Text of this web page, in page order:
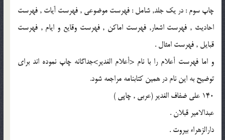
چاپ سوم : در يك جلد, شامل : فهرست موضوعى , فهرست آيات , فهرست
احاديث , فهرست اشعار, فهرست اماكن , فهرست وقايع و ايام , فهرست
قبايل , فهرست امثال .
و اما فهرست أعلام را با نام <أعلام الغدير>جداگانه چاپ نموده اند براى
توضيح به اين نام در همين كتابنامه مراجعه شود.
140 على ضفاف الغدير (عربى , چاپى )
عبدالامير قبلان .
دارالزهراء بيروت .